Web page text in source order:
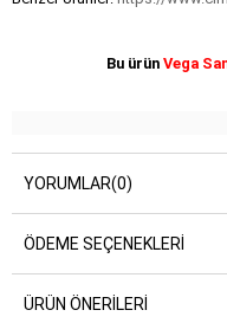
Bu ürün Vega
YORUMLAR(0)
ÖDEME SEÇENEKLERI
ÜRÜN ÖNERILERI